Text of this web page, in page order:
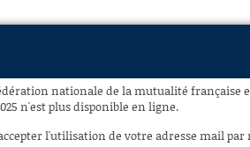
nationale de la mutualité française
n'est plus disponible en ligne.
l'utilisation de votre adresse mail par